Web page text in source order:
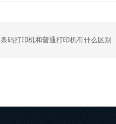
条码打印机和普通打印机有什么区别